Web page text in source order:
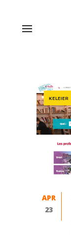
KELEIER
APR
23